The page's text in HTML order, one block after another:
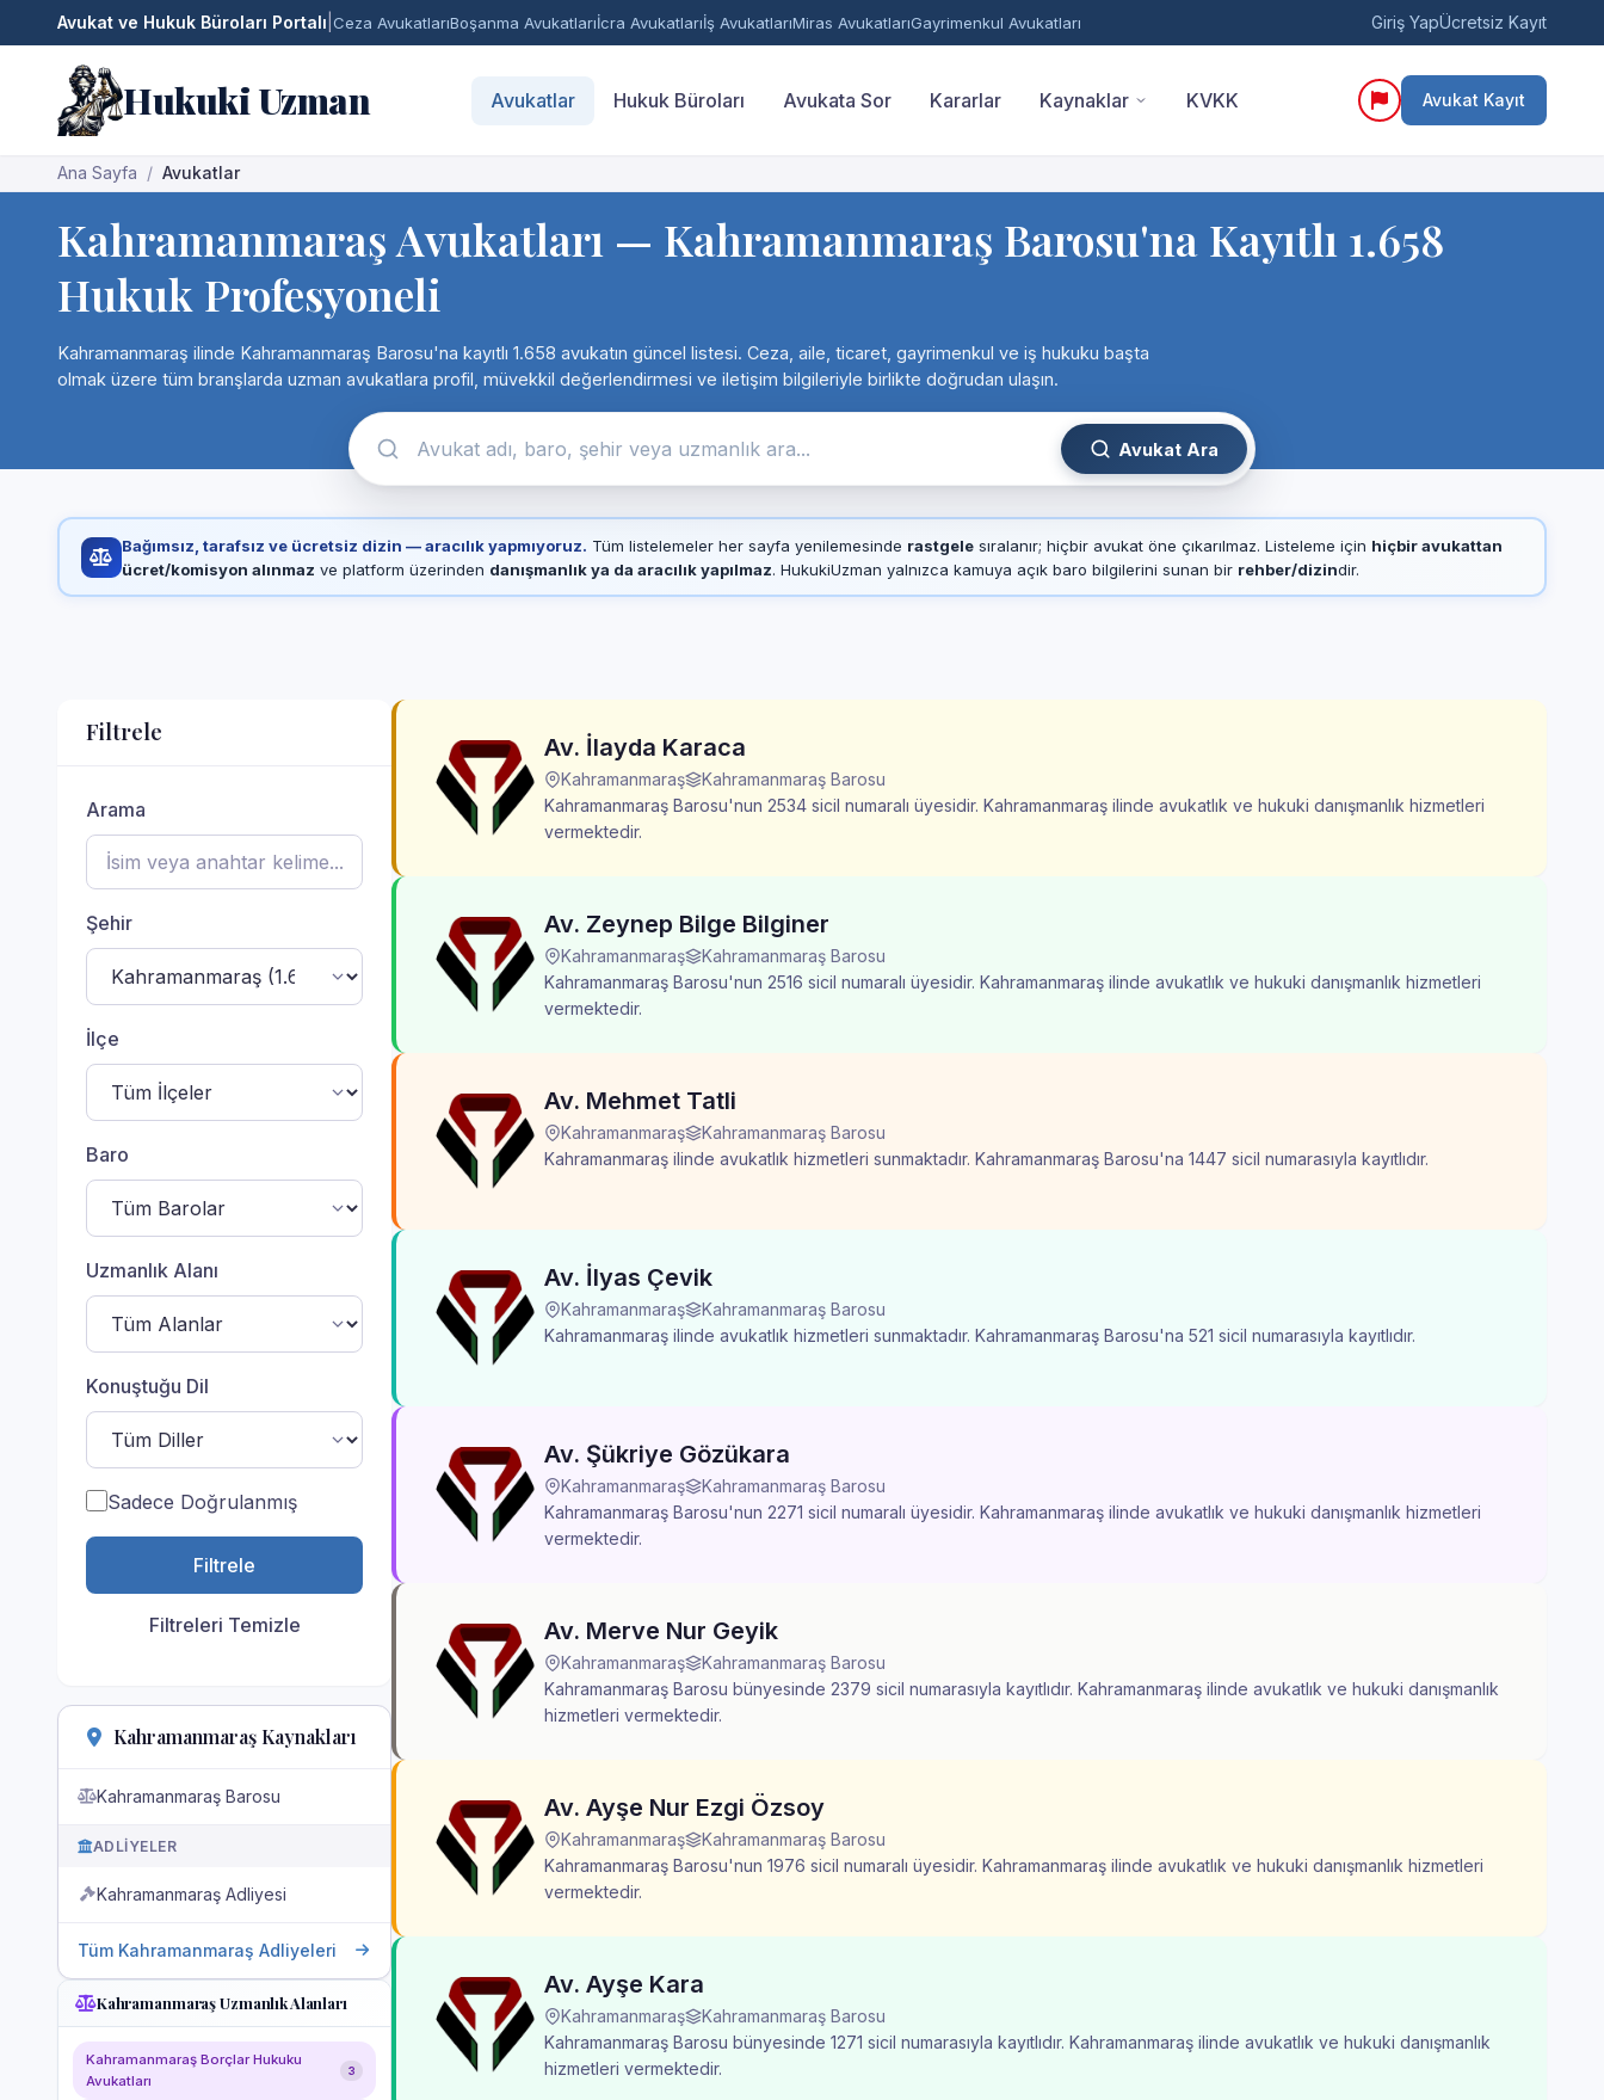
Avukat ve Hukuk Büroları Portalı Ceza AvukatlarıBoşanma Avukatlarıİcra Avukatlarıİş AvukatlarıMiras AvukatlarıGayrimenkul Avukatları Giriş YapÜcretsiz Kayıt
Hukuki Uzman Avukatlar Hukuk Büroları Avukata Sor Kararlar Kaynaklar KVKK Avukat Kayıt
Ana Sayfa Avukatlar
Kahramanmaraş Avukatları — Kahramanmaraş Barosu'na Kayıtlı 1.658
Hukuk Profesyoneli
Kahramanmaraş ilinde Kahramanmaraş Barosu'na kayıtlı 1.658 avukatın güncel listesi. Ceza, aile, ticaret, gayrimenkul ve iş hukuku başta
olmak üzere tüm branşlarda uzman avukatlara profil, müvekkil değerlendirmesi ve iletişim bilgileriyle birlikte doğrudan ulaşın.
Avukat Ara
Bağımsız, tarafsız ve ücretsiz dizin — aracılık yapmıyoruz. Tüm listelemeler her sayfa yenilemesinde rastgelesıralanır; hiçbir avukat öne çıkarılmaz. Listeleme için hiçbir avukattan
ücret/komisyon alınmaz ve platform üzerinden danışmanlık ya da aracılık yapılmaz. HukukiUzman yalnızca kamuya açık baro bilgilerini sunan bir rehber/dizindir.
Filtrele
Arama
Şehir
İlçe
Baro
Uzmanlık Alanı
Konuştuğu Dil
Sadece Doğrulanmış
Filtrele
Filtreleri Temizle
Kahramanmaraş Kaynakları
Kahramanmaraş Barosu
ADLIYELER
Kahramanmaraş Adliyesi
Tüm Kahramanmaraş Adliyeleri
Kahramanmaraş Uzmanlık Alanları
Kahramanmaraş Borçlar Hukuku
Avukatları
3
Av. İlayda Karaca
Kahramanmaraş
Kahramanmaraş Barosu
Kahramanmaraş Barosu'nun 2534 sicil numaralı üyesidir. Kahramanmaraş ilinde avukatlık ve hukuki danışmanlık hizmetleri
vermektedir.
Av. Zeynep Bilge Bilginer
Kahramanmaraş
Kahramanmaraş Barosu
Kahramanmaraş Barosu'nun 2516 sicil numaralı üyesidir. Kahramanmaraş ilinde avukatlık ve hukuki danışmanlık hizmetleri
vermektedir.
Av. Mehmet Tatli
Kahramanmaraş
Kahramanmaraş Barosu
Kahramanmaraş ilinde avukatlık hizmetleri sunmaktadır. Kahramanmaraş Barosu'na 1447 sicil numarasıyla kayıtlıdır.
Av. İlyas Çevik
Kahramanmaraş
Kahramanmaraş Barosu
Kahramanmaraş ilinde avukatlık hizmetleri sunmaktadır. Kahramanmaraş Barosu'na 521 sicil numarasıyla kayıtlıdır.
Av. Şükriye Gözükara
Kahramanmaraş
Kahramanmaraş Barosu
Kahramanmaraş Barosu'nun 2271 sicil numaralı üyesidir. Kahramanmaraş ilinde avukatlık ve hukuki danışmanlık hizmetleri
vermektedir.
Av. Merve Nur Geyik
Kahramanmaraş
Kahramanmaraş Barosu
Kahramanmaraş Barosu bünyesinde 2379 sicil numarasıyla kayıtlıdır. Kahramanmaraş ilinde avukatlık ve hukuki danışmanlık
hizmetleri vermektedir.
Av. Ayşe Nur Ezgi Özsoy
Kahramanmaraş
Kahramanmaraş Barosu
Kahramanmaraş Barosu'nun 1976 sicil numaralı üyesidir. Kahramanmaraş ilinde avukatlık ve hukuki danışmanlık hizmetleri
vermektedir.
Av. Ayşe Kara
Kahramanmaraş
Kahramanmaraş Barosu
Kahramanmaraş Barosu bünyesinde 1271 sicil numarasıyla kayıtlıdır. Kahramanmaraş ilinde avukatlık ve hukuki danışmanlık
hizmetleri vermektedir.